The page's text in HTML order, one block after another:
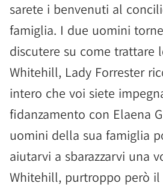
sarete i benvenuti al
famiglia. I due uomini
discutere su come trattare
Whitehill, Lady Forrester
intero che voi siete
fidanzamento con Elaena
uomini della sua famiglia
aiutarvi a sbarazzarvi una
Whitehill, purtroppo però